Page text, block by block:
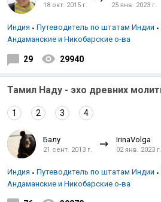
18 окт. 2015 г. 25 янв. 2023 г.
Индия Путеводитель по штатам Индии
Андаманские и Никобарские о-ва
29 29940
Тамил Наду - эхо древних
1 2 3 4
Балу
21 сент. 2013 г.
IrinaVolga
02 янв. 2023 г.
Индия Путеводитель по штатам Индии
Андаманские и Никобарские о-ва